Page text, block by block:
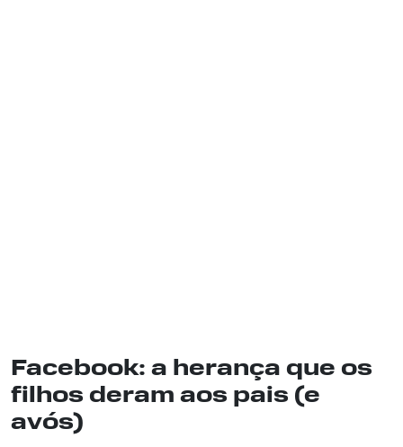
Facebook: a herança que os
filhos deram aos pais (e
avós)